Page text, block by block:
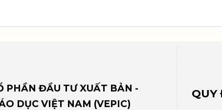
PHẦN ĐẦU TƯ XUẤT BẢN -
DỤC VIỆT NAM (VEPIC)
QUY